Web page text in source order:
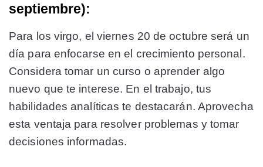
septiembre):
Para los virgo, el viernes 20 de octubre será un
día para enfocarse en el crecimiento personal.
Considera tomar un curso o aprender algo
nuevo que te interese. En el trabajo, tus
habilidades analíticas te destacarán. Aprovecha
esta ventaja para resolver problemas y tomar
decisiones informadas.